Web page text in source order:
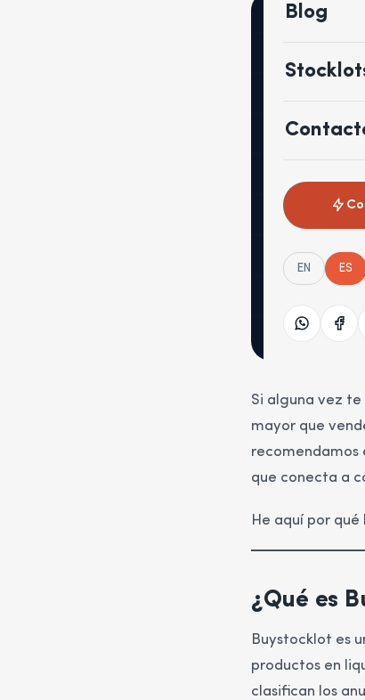
Blog
EN ES
Si alguna vez
mayor que
recomendamos
que conecta a
He aquí por
¿Qué es
Buystocklot es
productos en
clasifican los